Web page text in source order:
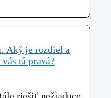
Aký je rozdiel a
tá pravá?
riešiť nežiaduce